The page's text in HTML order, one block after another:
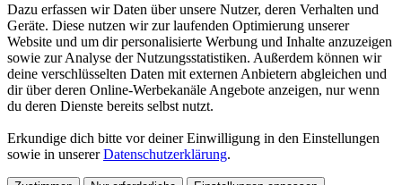
Dazu erfassen wir Daten über unsere Nutzer, deren Verhalten und
Geräte. Diese nutzen wir zur laufenden Optimierung unserer
Website und um dir personalisierte Werbung und Inhalte anzuzeigen
sowie zur Analyse der Nutzungsstatistiken. Außerdem können wir
deine verschlüsselten Daten mit externen Anbietern abgleichen und
dir über deren Online-Werbekanäle Angebote anzeigen, nur wenn
du deren Dienste bereits selbst nutzt.
Erkundige dich bitte vor deiner Einwilligung in den Einstellungen
sowie in unsererDatenschutzerklärung.